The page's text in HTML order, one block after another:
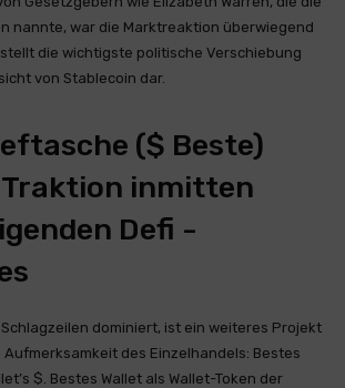
nannte, war die Marktreaktion überwiegend
die wichtigste politische Verschiebung
von Stablecoin dar.
($ Beste)
Traktion inmitten
Defi -
dominiert, ist ein weiteres Projekt
des Einzelhandels: Bestes
$. Bestes Wallet als Wallet-Token der